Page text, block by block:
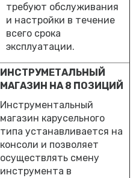
требуют обслуживания
и настройки в течение
всего срока
эксплуатации.
ИНСТРУМЕТАЛЬНЫЙ
МАГАЗИН НА 8 ПОЗИЦИЙ
Инструментальный
магазин карусельного
типа устанавливается на
консоли и позволяет
осуществлять смену
инструмента в